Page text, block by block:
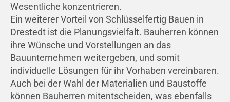
Wesentliche konzentrieren.
Ein weiterer Vorteil von Schlüsselfertig Bauen in
Drestedt ist die Planungsvielfalt. Bauherren können
ihre Wünsche und Vorstellungen an das
Bauunternehmen weitergeben, und somit
individuelle Lösungen für ihr Vorhaben vereinbaren.
Auch bei der Wahl der Materialien und Baustoffe
können Bauherren mitentscheiden, was ebenfalls